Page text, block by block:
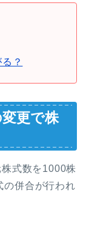
？
更で株
式数を1000株
の併合が行われ